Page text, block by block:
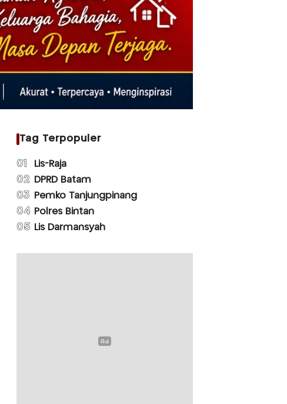
Tag Terpopuler
01 Lis-Raja
02 DPRD Batam
03 Pemko Tanjungpinang
04 Polres Bintan
05 Lis Darmansyah